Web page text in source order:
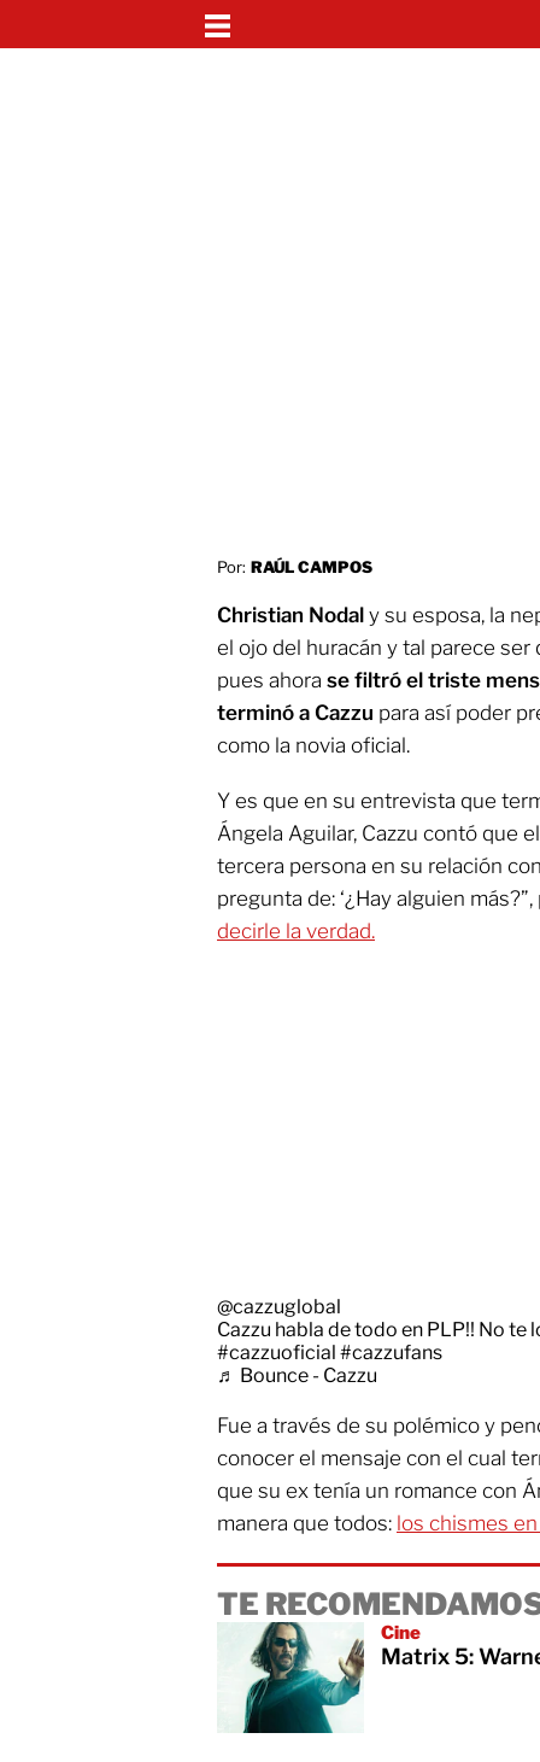
Por: RAÚL CAMPOS
Christian Nodal y su esposa, la
el ojo del huracán y tal parece ser
pues ahora se filtró el triste
terminó a Cazzu para así poder
como la novia oficial.
Y es que en su entrevista que
Ángela Aguilar, Cazzu contó que
tercera persona en su relación
pregunta de: ‘¿Hay alguien
decirle la verdad.
@cazzuglobal
Cazzu habla de todo en PLP!! No te
#cazzuoficial #cazzufans
♬ Bounce - Cazzu
Fue a través de su polémico y
conocer el mensaje con el cual
que su ex tenía un romance con
manera que todos: los chismes
TE
Cine
Matrix 5: